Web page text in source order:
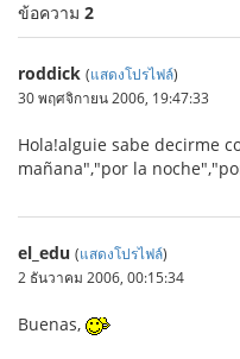
ข้อความ 2
roddick (แสดงโปรไฟล์)
30 พฤศจิกายน 2006, 19:47:33
Hola!alguie sabe decirme
mañana","por la
el_edu (แสดงโปรไฟล์)
2 ธันวาคม 2006, 00:15:34
Buenas,